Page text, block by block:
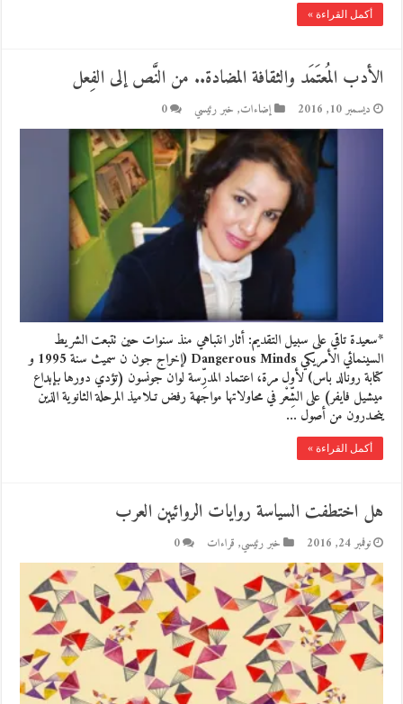
أكمل القراءة »
الأدب المُعتَمَد والثقافة المضادة.. من النَّص إلى الفِعل
ديسمبر 10, 2016 إضاءات, خبر رئيسي 0
*سعيدة تاقي على سبيل التقديم: أثار انتباهي منذ سنوات حين تتبعت الشريط
السينمائي الأمريكي Dangerous Minds (إخراج جون ن سميث سنة 1995 و
كتابة رونالد باس) لأول مرة، اعتماد المدرِّسة لوان جونسون (تؤدي دورها بإبداع
ميشيل فايفر) على الشِّعْر في محاولاتها مواجهة رفض تـلاميذ المرحلة الثانوية الذين
ينحـدرون من أصول …
أكمل القراءة »
هل اختطفت السياسة روايات الروائيين العرب
نوفمبر 24, 2016 خبر رئيسي, قراءات 0